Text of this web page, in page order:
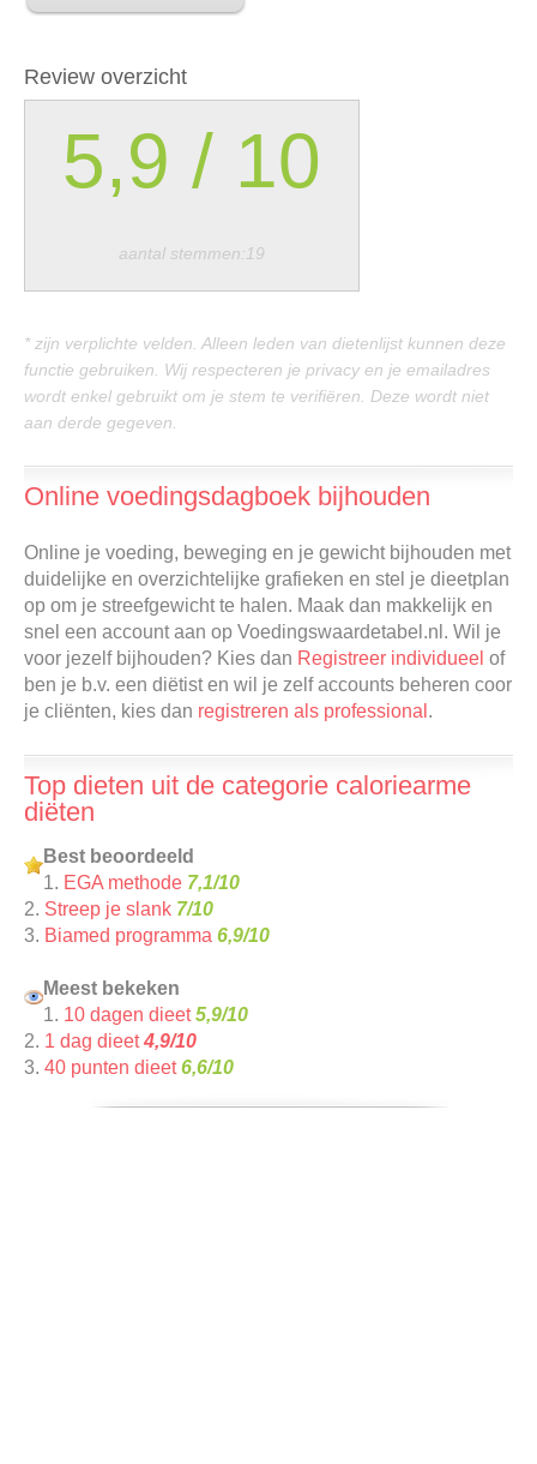
Review overzicht
5,9 / 10
aantal stemmen:19
* zijn verplichte velden. Alleen leden van dietenlijst kunnen deze
functie gebruiken. Wij respecteren je privacy en je emailadres
wordt enkel gebruikt om je stem te verifiëren. Deze wordt niet
aan derde gegeven.
Online voedingsdagboek bijhouden
Online je voeding, beweging en je gewicht bijhouden met
duidelijke en overzichtelijke grafieken en stel je dieetplan
op om je streefgewicht te halen. Maak dan makkelijk en
snel een account aan op Voedingswaardetabel.nl. Wil je
voor jezelf bijhouden? Kies dan Registreer individueel of
ben je b.v. een diëtist en wil je zelf accounts beheren coor
je cliënten, kies dan registreren als professional .
Top dieten uit de categorie caloriearme
diëten
Best beoordeeld
1. EGA methode 7,1/10
2. Streep je slank 7/10
3. Biamed programma 6,9/10
Meest bekeken
1. 10 dagen dieet 5,9/10
2. 1 dag dieet 4,9/10
3. 40 punten dieet 6,6/10